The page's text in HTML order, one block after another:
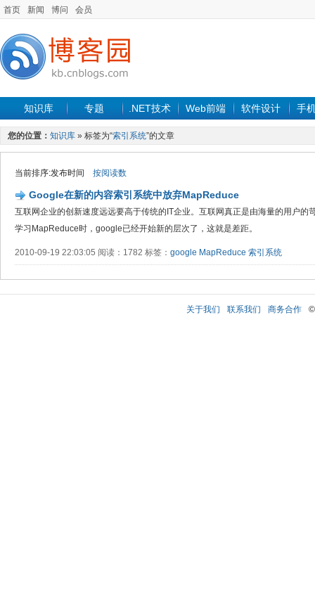
首页 新闻 博问 会员
知识库 专题 .NET技术 Web前端 软件设计 手
您的位置： 知识库 » 标签为“索引系统”的文章
当前排序:发布时间 按阅读数
Google在新的内容索引系统中放弃MapReduce
互联网企业的创新速度远远要高于传统的IT企业。互联网真正是由海量的用户的
学习MapReduce时，google已经开始新的层次了，这就是差距。
2010-09-19 22:03:05 阅读：1782 标签： google MapReduce 索引系统
关于我们 联系我们 商务合作